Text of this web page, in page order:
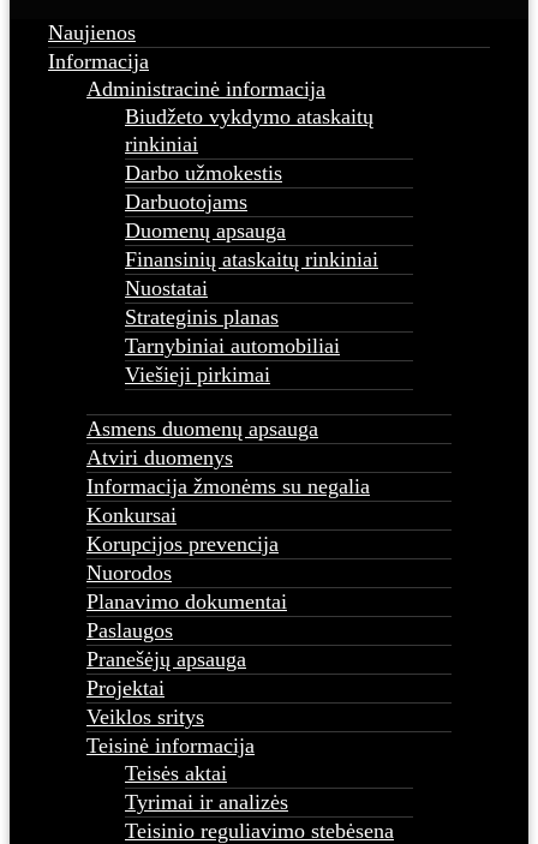
Naujienos
Informacija
Administracinė informacija
Biudžeto vykdymo ataskaitų
rinkiniai
Darbo užmokestis
Darbuotojams
Duomenų apsauga
Finansinių ataskaitų rinkiniai
Nuostatai
Strateginis planas
Tarnybiniai automobiliai
Viešieji pirkimai
Asmens duomenų apsauga
Atviri duomenys
Informacija žmonėms su negalia
Konkursai
Korupcijos prevencija
Nuorodos
Planavimo dokumentai
Paslaugos
Pranešėjų apsauga
Projektai
Veiklos sritys
Teisinė informacija
Teisės aktai
Tyrimai ir analizės
Teisinio reguliavimo stebėsena